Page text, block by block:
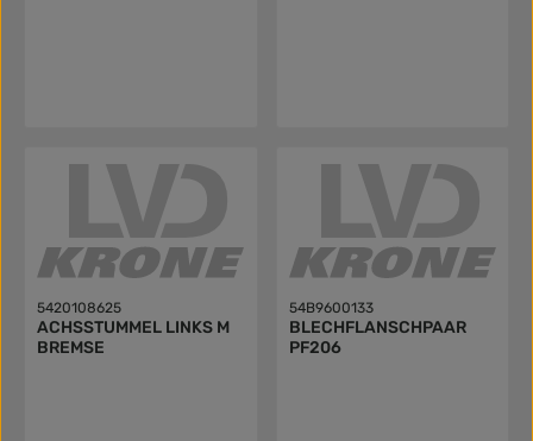
5420108625
ACHSSTUMMEL LINKS M
BREMSE
54B9600133
BLECHFLANSCHPAAR
PF206